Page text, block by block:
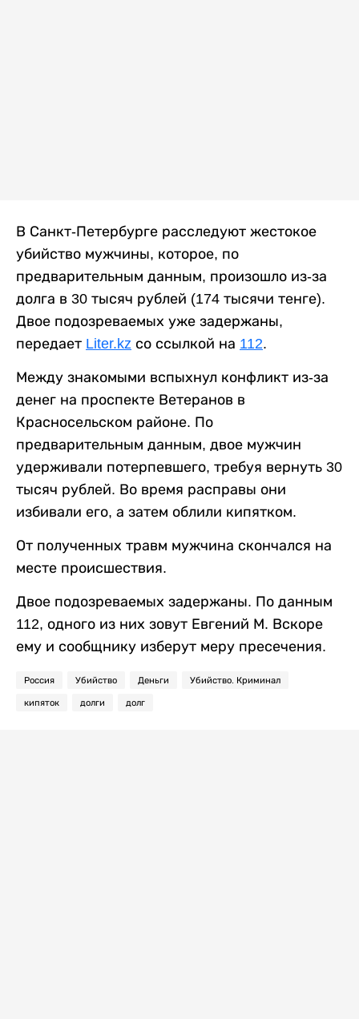
В Санкт-Петербурге расследуют жестокое
убийство мужчины, которое, по
предварительным данным, произошло из-за
долга в 30 тысяч рублей (174 тысячи тенге).
Двое подозреваемых уже задержаны,
передает Liter.kz со ссылкой на 112.
Между знакомыми вспыхнул конфликт из-за
денег на проспекте Ветеранов в
Красносельском районе. По
предварительным данным, двое мужчин
удерживали потерпевшего, требуя вернуть 30
тысяч рублей. Во время расправы они
избивали его, а затем облили кипятком.
От полученных травм мужчина скончался на
месте происшествия.
Двое подозреваемых задержаны. По данным
112, одного из них зовут Евгений М. Вскоре
ему и сообщнику изберут меру пресечения.
Россия Убийство Деньги Убийство. Криминал
кипяток долги долг